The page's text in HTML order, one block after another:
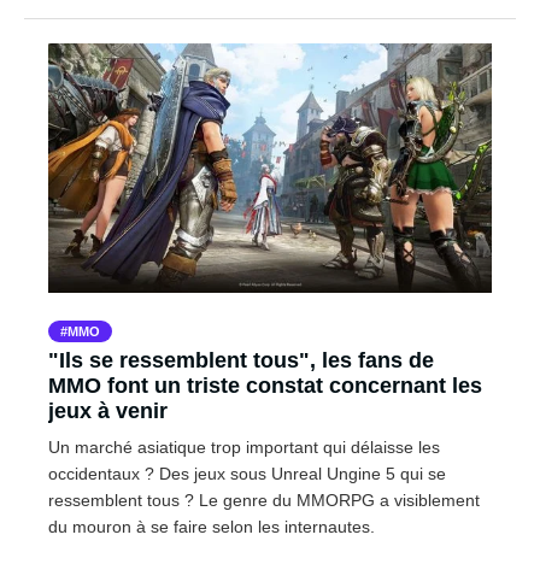
MMO
"Ils se ressemblent tous", les fans de
MMO font un triste constat concernant les
jeux à venir
Un marché asiatique trop important qui délaisse les
occidentaux ? Des jeux sous Unreal Ungine 5 qui se
ressemblent tous ? Le genre du MMORPG a visiblement
du mouron à se faire selon les internautes.